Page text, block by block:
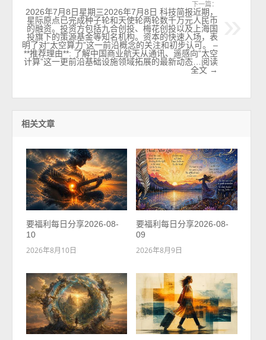
下一篇：
2026年7月8日星期三2026年7月8日 科技简报近期，
星际原点已完成种子轮和天使轮两轮数千万元人民币
的融资。投资方包括九合创投、梅花创投以及上海国
投旗下的策源基金等知名机构。资本的快速入场，表
明了对“太空算力”这一前沿概念的关注和初步认可。 –
**推荐理由**: 了解中国商业航天从通讯、遥感向“太空
计算”这一更前沿基础设施领域拓展的最新动态…阅读
全文 →
相关文章
要福利每日分享2026-08-
10
2026年8月10日
要福利每日分享2026-08-
09
2026年8月9日